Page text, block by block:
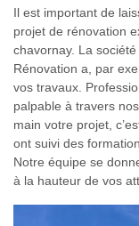
Il est important de
projet de rénovation
chavornay. La
Rénovation a, par
vos travaux.
palpable à travers
main votre projet,
ont suivi des
Notre équipe se
à la hauteur de vos